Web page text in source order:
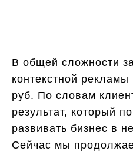
В общей сложности
контекстной
руб. По словам
результат, который
развивать бизнес в
Сейчас мы